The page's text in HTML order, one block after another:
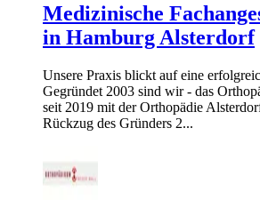
Medizinische
in Hamburg Alsterdorf
Unsere Praxis blickt auf eine
Gegründet 2003 sind wir - das
seit 2019 mit der Orthopädie
Rückzug des Gründers 2...